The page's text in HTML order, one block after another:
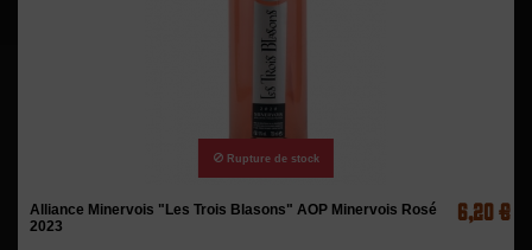
Rupture de stock
Alliance Minervois "Les Trois Blasons" AOP Minervois Rosé
2023
6,20 €